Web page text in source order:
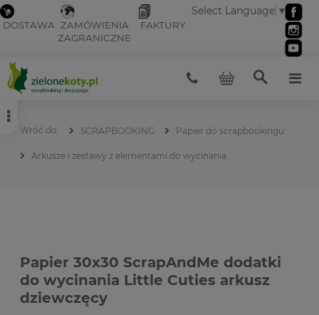
DOSTAWA ZAMÓWIENIA
ZAGRANICZNE
FAKTURY
Select Language ▼
SCRAPBOOKING Papier do scrapbookingu
Arkusze i zestawy z elementami do wycinania
Papier 30x30 ScrapAndMe dodatki
do wycinania Little Cuties arkusz
dziewczęcy